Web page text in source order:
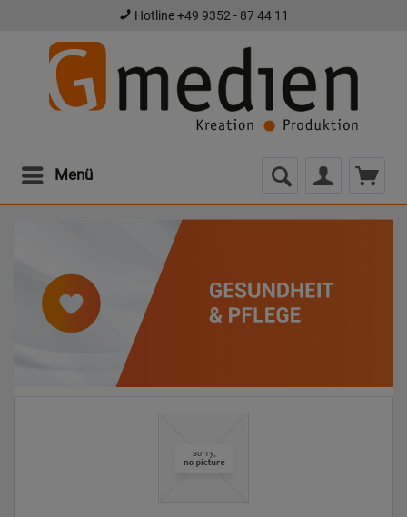
Hotline +49 9352 - 87 44 11
Menü